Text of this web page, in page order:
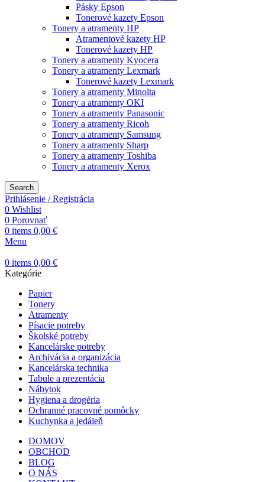
Pásky Epson
Tonerové kazety Epson
Tonery a atramenty HP
Atramentové kazety HP
Tonerové kazety HP
Tonery a atramenty Kyocera
Tonery a atramenty Lexmark
Tonerové kazety Lexmark
Tonery a atramenty Minolta
Tonery a atramenty OKI
Tonery a atramenty Panasonic
Tonery a atramenty Ricoh
Tonery a atramenty Samsung
Tonery a atramenty Sharp
Tonery a atramenty Toshiba
Tonery a atramenty Xerox
Search
Prihlásenie / Registrácia
0 Wishlist
0 Porovnať
0 items 0,00 €
Menu
0 items 0,00 €
Kategórie
Papier
Tonery
Atramenty
Písacie potreby
Školské potreby
Kancelárske potreby
Archivácia a organizácia
Kancelárska technika
Tabule a prezentácia
Nábytok
Hygiena a drogéria
Ochranné pracovné pomôcky
Kuchynka a jedáleň
DOMOV
OBCHOD
BLOG
O NÁS